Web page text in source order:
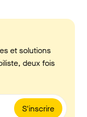
et solutions
deux fois
S'inscrire